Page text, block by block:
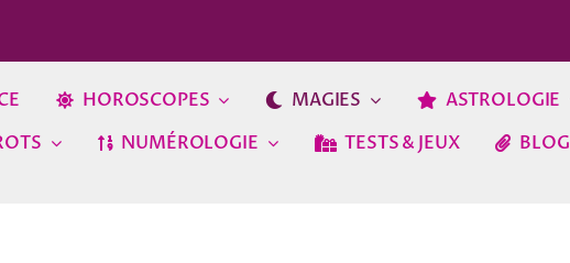
HOROSCOPES MAGIES
ASTROLOGIE
NUMÉROLOGIE TESTS & JEUX BLOG